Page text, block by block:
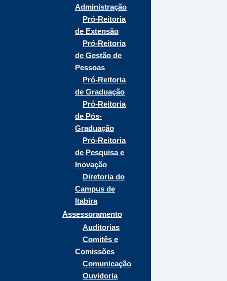
Administração
Pró-Reitoria
de Extensão
Pró-Reitoria
de Gestão de
Pessoas
Pró-Reitoria
de Graduação
Pró-Reitoria
de Pós-
Graduação
Pró-Reitoria
de Pesquisa e
Inovação
Diretoria do
Campus de
Itabira
Assessoramento
Auditorias
Comitês e
Comissões
Comunicação
Ouvidoria